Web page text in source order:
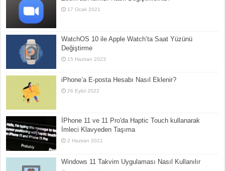
17 Ocak 2021
WatchOS 10 ile Apple Watch’ta Saat Yüzünü
Değiştirme
15 Haziran 2023
iPhone’a E-posta Hesabı Nasıl Eklenir?
26 Eylül 2022
İPhone 11 ve 11 Pro'da Haptic Touch kullanarak
İmleci Klavyeden Taşıma
2 Haziran 2021
Windows 11 Takvim Uygulaması Nasıl Kullanılır